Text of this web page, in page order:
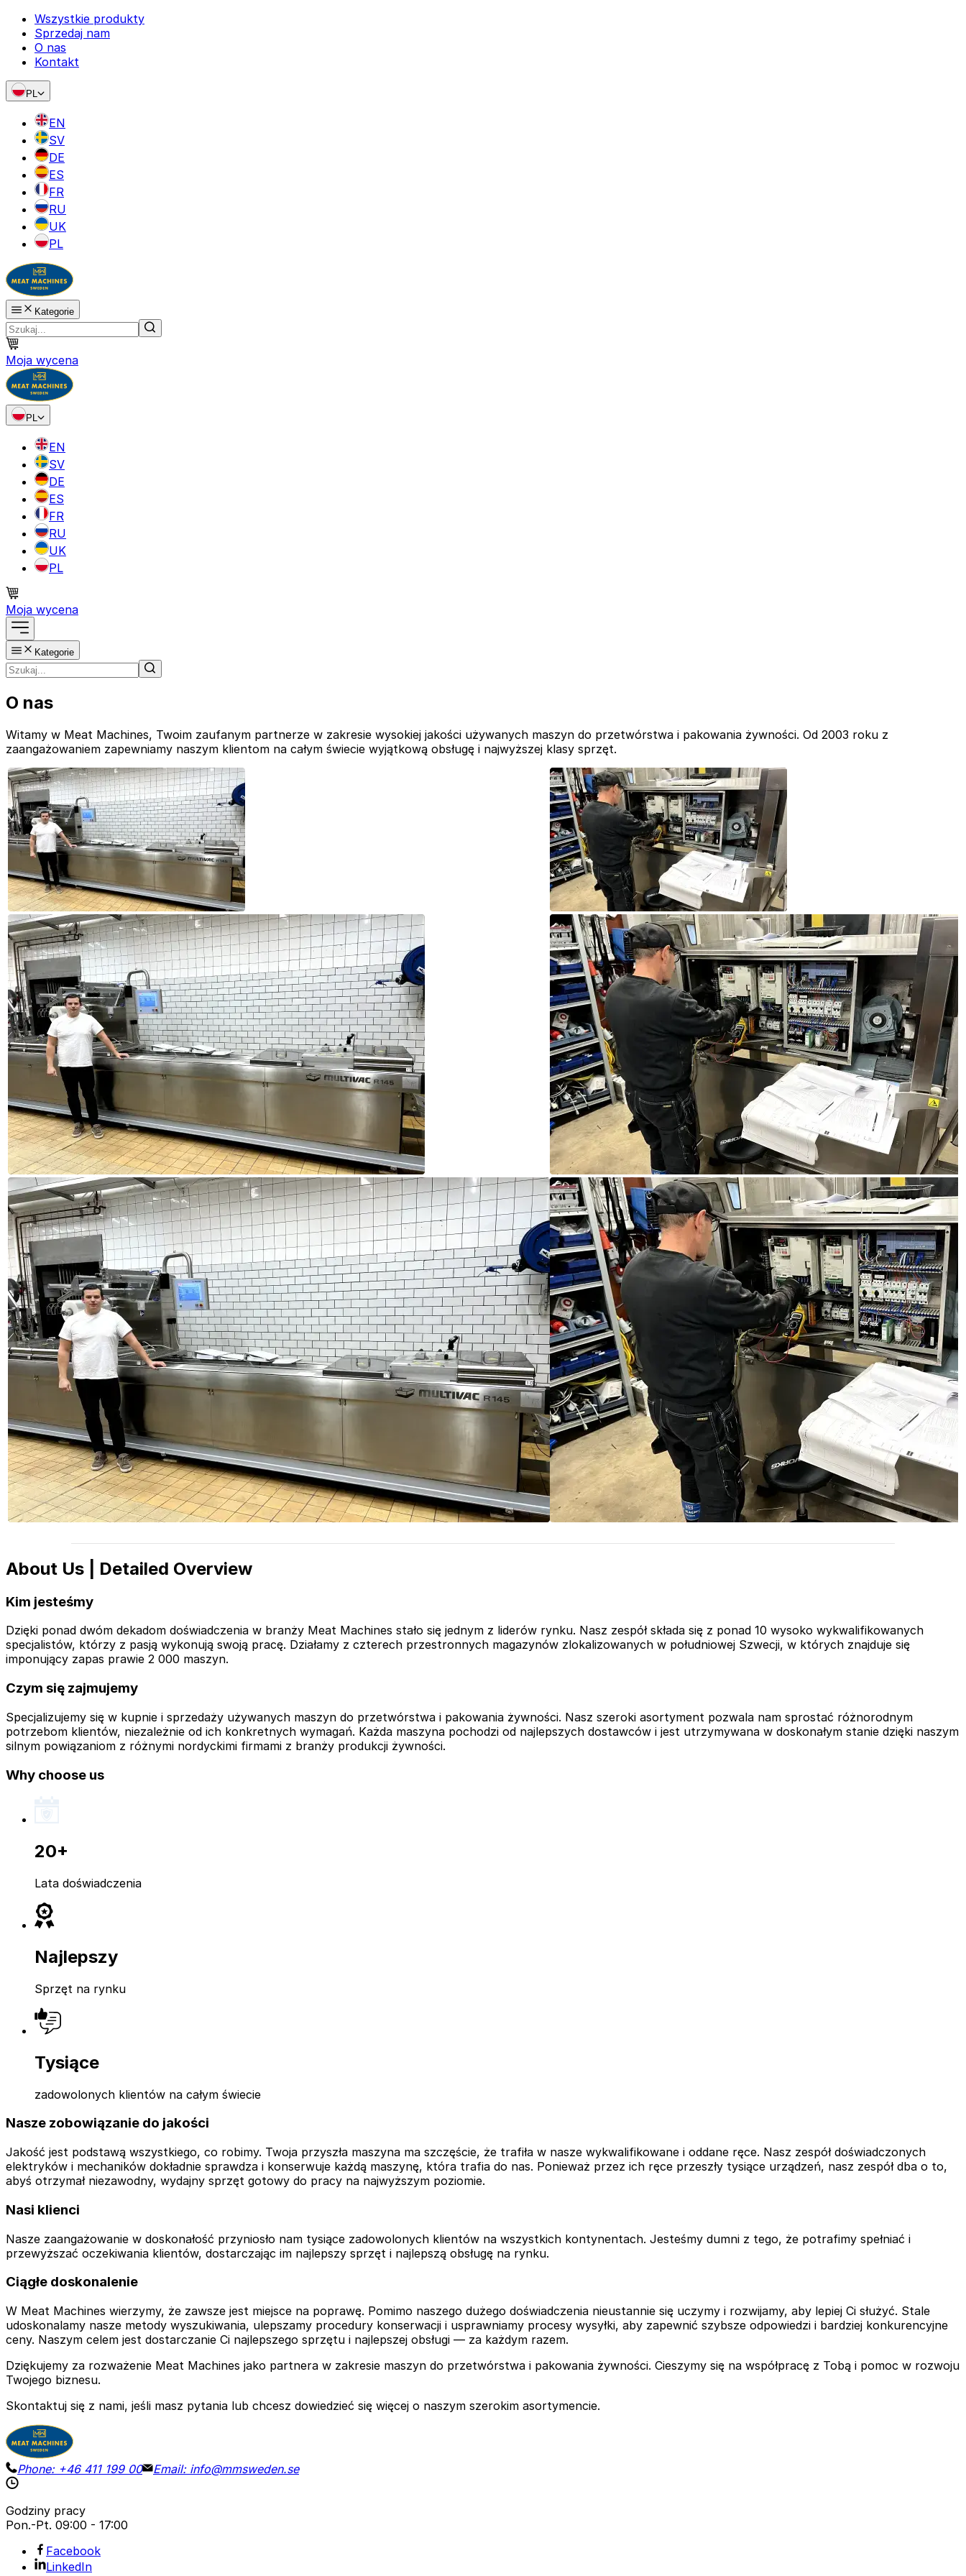
Wszystkie produkty
Sprzedaj nam
O nas
Kontakt
PL
EN
SV
DE
ES
FR
RU
UK
PL
Kategorie
Moja wycena
PL
EN
SV
DE
ES
FR
RU
UK
PL
Moja wycena
Kategorie
O nas
Witamy w Meat Machines, Twoim zaufanym partnerze w zakresie wysokiej jakości używanych maszyn do przetwórstwa i pakowania żywności. Od 2003 roku z
zaangażowaniem zapewniamy naszym klientom na całym świecie wyjątkową obsługę i najwyższej klasy sprzęt.
About Us | Detailed Overview
Kim jesteśmy
Dzięki ponad dwóm dekadom doświadczenia w branży Meat Machines stało się jednym z liderów rynku. Nasz zespół składa się z ponad 10 wysoko wykwalifikowanych
specjalistów, którzy z pasją wykonują swoją pracę. Działamy z czterech przestronnych magazynów zlokalizowanych w południowej Szwecji, w których znajduje się
imponujący zapas prawie 2 000 maszyn.
Czym się zajmujemy
Specjalizujemy się w kupnie i sprzedaży używanych maszyn do przetwórstwa i pakowania żywności. Nasz szeroki asortyment pozwala nam sprostać różnorodnym
potrzebom klientów, niezależnie od ich konkretnych wymagań. Każda maszyna pochodzi od najlepszych dostawców i jest utrzymywana w doskonałym stanie dzięki naszym
silnym powiązaniom z różnymi nordyckimi firmami z branży produkcji żywności.
Why choose us
20+
Lata doświadczenia
Najlepszy
Sprzęt na rynku
Tysiące
zadowolonych klientów na całym świecie
Nasze zobowiązanie do jakości
Jakość jest podstawą wszystkiego, co robimy. Twoja przyszła maszyna ma szczęście, że trafiła w nasze wykwalifikowane i oddane ręce. Nasz zespół doświadczonych
elektryków i mechaników dokładnie sprawdza i konserwuje każdą maszynę, która trafia do nas. Ponieważ przez ich ręce przeszły tysiące urządzeń, nasz zespół dba o to,
abyś otrzymał niezawodny, wydajny sprzęt gotowy do pracy na najwyższym poziomie.
Nasi klienci
Nasze zaangażowanie w doskonałość przyniosło nam tysiące zadowolonych klientów na wszystkich kontynentach. Jesteśmy dumni z tego, że potrafimy spełniać i
przewyższać oczekiwania klientów, dostarczając im najlepszy sprzęt i najlepszą obsługę na rynku.
Ciągłe doskonalenie
W Meat Machines wierzymy, że zawsze jest miejsce na poprawę. Pomimo naszego dużego doświadczenia nieustannie się uczymy i rozwijamy, aby lepiej Ci służyć. Stale
udoskonalamy nasze metody wyszukiwania, ulepszamy procedury konserwacji i usprawniamy procesy wysyłki, aby zapewnić szybsze odpowiedzi i bardziej konkurencyjne
ceny. Naszym celem jest dostarczanie Ci najlepszego sprzętu i najlepszej obsługi — za każdym razem.
Dziękujemy za rozważenie Meat Machines jako partnera w zakresie maszyn do przetwórstwa i pakowania żywności. Cieszymy się na współpracę z Tobą i pomoc w rozwoju
Twojego biznesu.
Skontaktuj się z nami, jeśli masz pytania lub chcesz dowiedzieć się więcej o naszym szerokim asortymencie.
Phone: +46 411 199 00 Email: info@mmsweden.se
Godziny pracy
Pon.-Pt. 09:00 - 17:00
Facebook
LinkedIn